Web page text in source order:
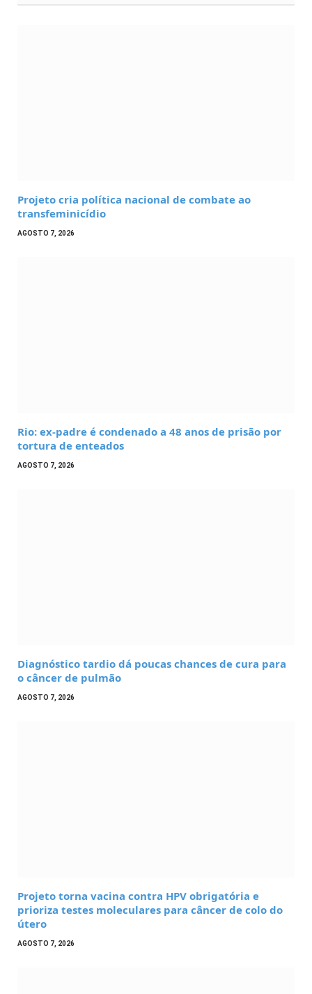
Projeto cria política nacional de combate ao
transfeminicídio
AGOSTO 7, 2026
Rio: ex-padre é condenado a 48 anos de prisão por
tortura de enteados
AGOSTO 7, 2026
Diagnóstico tardio dá poucas chances de cura para
o câncer de pulmão
AGOSTO 7, 2026
Projeto torna vacina contra HPV obrigatória e
prioriza testes moleculares para câncer de colo do
útero
AGOSTO 7, 2026